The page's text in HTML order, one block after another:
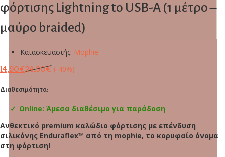
φόρτισης Lightning to USB-A (1 μέτρο –
μαύρο braided)
Κατασκευαστής: Mophie
14,90€24,90€ (-40%)
Διαθεσιμότητα:
Online: Άμεσα διαθέσιμο για παράδοση
Ανθεκτικό premium καλώδιο φόρτισης με επένδυση
σιλικόνης Enduraflex™ από τη mophie, το κορυφαίο όνομα
στη φόρτιση!